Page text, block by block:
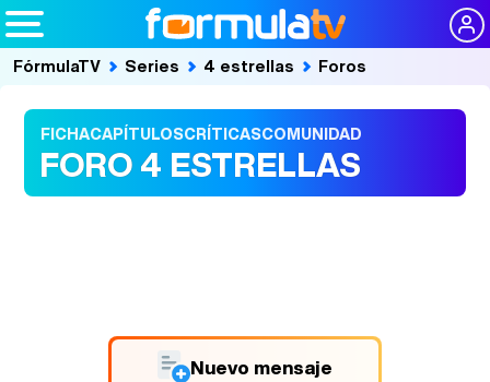
FórmulaTV Series 4 estrellas Foros
FICHACAPÍTULOSCRÍTICASCOMUNIDAD
FORO 4 ESTRELLAS
Nuevo mensaje